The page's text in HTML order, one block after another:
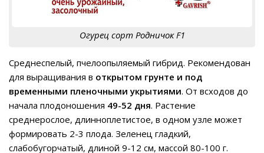
Огурец сорт Родничок F1
Среднеспелый, пчелоопыляемый гибрид. Рекомендован
для выращивания в открытом грунте и под
временными пленочными укрытиями. От всходов до
начала плодоношения 49-52 дня. Растение
среднерослое, длинноплетистое, в одном узле может
формировать 2-3 плода. Зеленец гладкий,
слабобугорчатый, длиной 9-12 см, массой 80-100 г.